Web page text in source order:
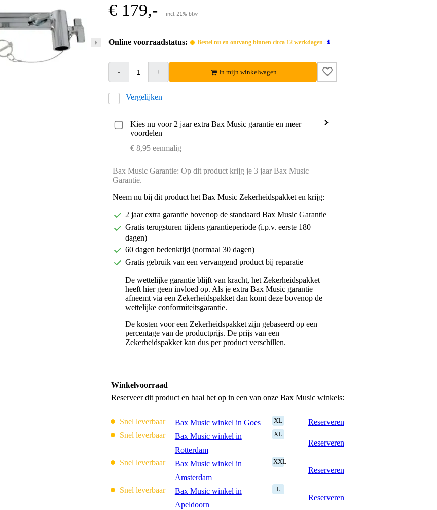
€ 179,- incl. 21% btw
Online voorraadstatus: Bestel nu en ontvang binnen circa 12 werkdagen
- + In mijn winkelwagen
Vergelijken
Kies nu voor 2 jaar extra Bax Music garantie en meer
voordelen
€ 8,95 eenmalig
Bax Music Garantie: Op dit product krijg je 3 jaar Bax Music
Garantie.
Neem nu bij dit product het Bax Music Zekerheidspakket en krijg:
2 jaar extra garantie bovenop de standaard Bax Music Garantie
Gratis terugsturen tijdens garantieperiode (i.p.v. eerste 180
dagen)
60 dagen bedenktijd (normaal 30 dagen)
Gratis gebruik van een vervangend product bij reparatie
De wettelijke garantie blijft van kracht, het Zekerheidspakket
heeft hier geen invloed op. Als je extra Bax Music garantie
afneemt via een Zekerheidspakket dan komt deze bovenop de
wettelijke conformiteitsgarantie.
De kosten voor een Zekerheidspakket zijn gebaseerd op een
percentage van de productprijs. De prijs van een
Zekerheidspakket kan dus per product verschillen.
Winkelvoorraad
Reserveer dit product en haal het op in een van onze Bax Music winkels:
Snel leverbaar Bax Music winkel in Goes XL
Reserveren
Snel leverbaar
Bax Music winkel in
Rotterdam
XL
Reserveren
Snel leverbaar
Bax Music winkel in
Amsterdam
XXL
Reserveren
Snel leverbaar
Bax Music winkel in
Apeldoorn
L
Reserveren